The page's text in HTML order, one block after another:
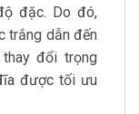
đặc. Do đó,
trắng dẫn đến
đổi trọng
được tối ưu